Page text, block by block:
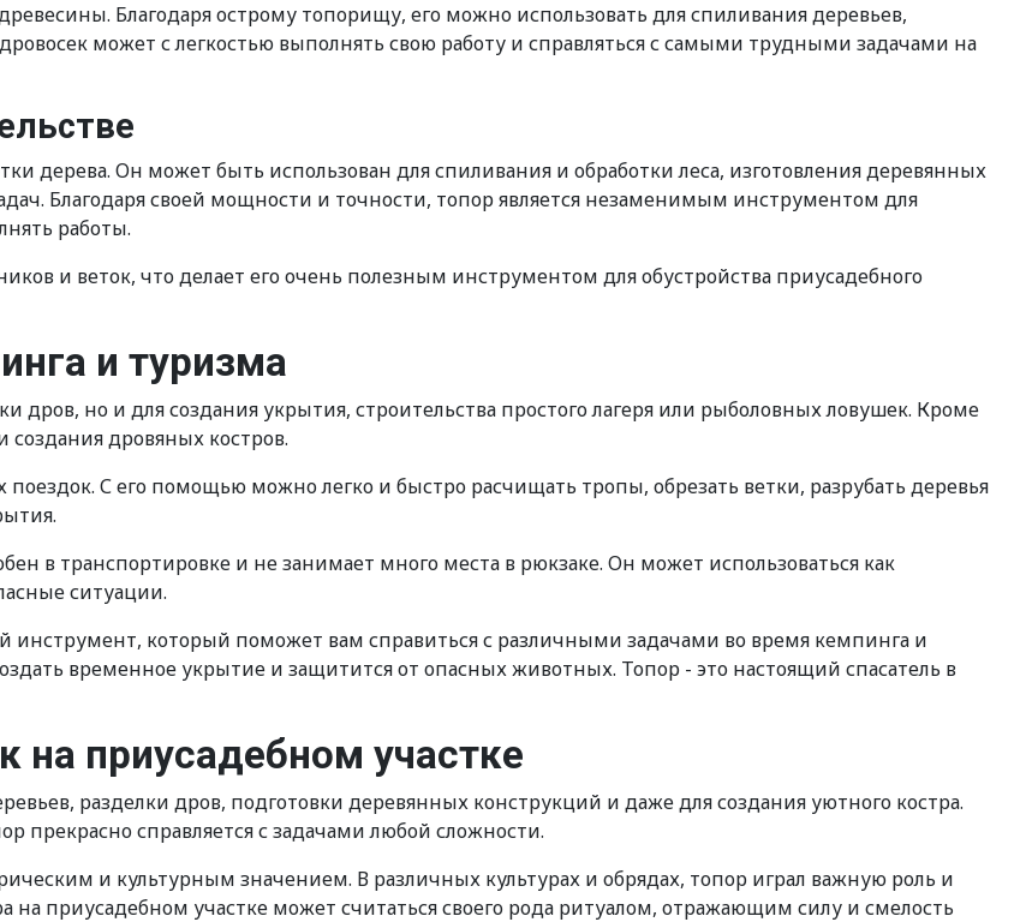
Благодаря острому топорищу, его можно использовать для спиливания деревьев,
может с легкостью выполнять свою работу и справляться с самыми трудными задачами на
дерева. Он может быть использован для спиливания и обработки леса, изготовления деревянных
Благодаря своей мощности и точности, топор является незаменимым инструментом для
работы.
и веток, что делает его очень полезным инструментом для обустройства приусадебного
и туризма
дров, но и для создания укрытия, строительства простого лагеря или рыболовных ловушек. Кроме
создания дровяных костров.
С его помощью можно легко и быстро расчищать тропы, обрезать ветки, разрубать деревья
в транспортировке и не занимает много места в рюкзаке. Он может использоваться как
ситуации.
который поможет вам справиться с различными задачами во время кемпинга и
временное укрытие и защитится от опасных животных. Топор - это настоящий спасатель в
приусадебном участке
разделки дров, подготовки деревянных конструкций и даже для создания уютного костра.
прекрасно справляется с задачами любой сложности.
и культурным значением. В различных культурах и обрядах, топор играл важную роль и
на приусадебном участке может считаться своего рода ритуалом, отражающим силу и смелость